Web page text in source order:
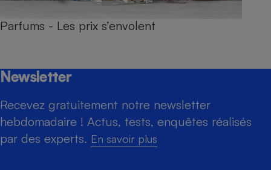
Parfums - Les prix s’envolent
Newsletter
Recevez gratuitement notre newsletter
hebdomadaire ! Actus, tests, enquêtes réalisés
par des experts. En savoir plus